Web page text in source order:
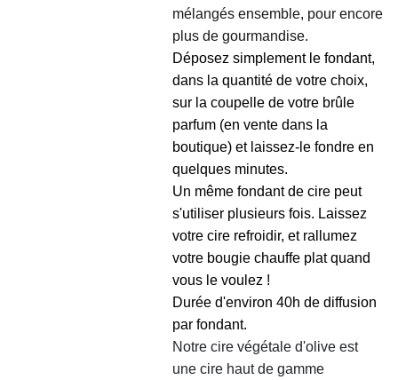
mélangés ensemble, pour encore
plus de gourmandise.
Déposez simplement le fondant,
dans la quantité de votre choix,
sur la coupelle de votre brûle
parfum (en vente dans la
boutique) et laissez-le fondre en
quelques minutes.
Un même fondant de cire peut
s'utiliser plusieurs fois. Laissez
votre cire refroidir, et rallumez
votre bougie chauffe plat quand
vous le voulez !
Durée d'environ 40h de diffusion
par fondant.
Notre cire végétale d'olive est
une cire haut de gamme